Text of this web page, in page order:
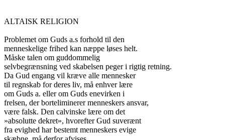
ALTAISK RELIGION
Problemet om Guds a.s forhold til den
menneskelige frihed kan næppe løses helt.
Måske talen om guddommelig
selvbegrænsning ved skabelsen peger i rigtig retning.
Da Gud engang vil kræve alle mennesker
til regnskab for deres liv, må enhver lære
om Guds a. eller om Guds enevirken i
frelsen, der borteliminerer menneskers ansvar,
være falsk. Den calvinske lære om det
»absolutte dekret», hvorefter Gud suverænt
fra evighed har bestemt menneskers evige